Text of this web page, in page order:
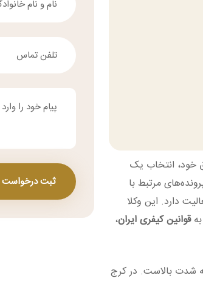
خود، انتخاب یک
مرتبط با
دارد. این وکلا
قوانین کیفری ایران،
شدت بالاست. در کرج
ثبت درخواست